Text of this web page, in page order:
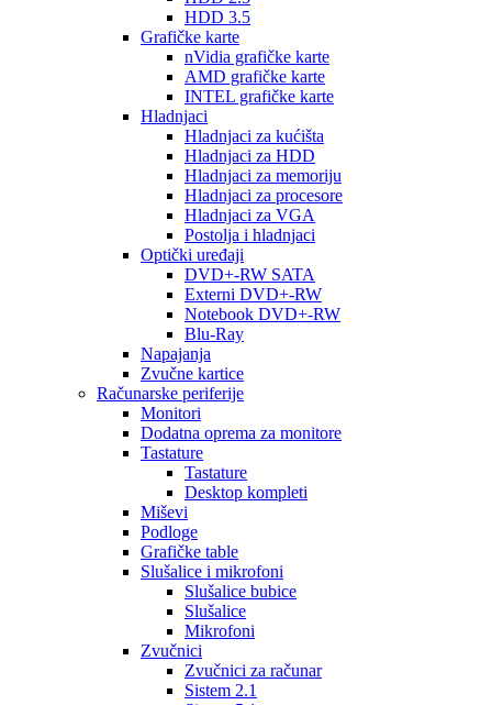
HDD 3.5
Grafičke karte
nVidia grafičke karte
AMD grafičke karte
INTEL grafičke karte
Hladnjaci
Hladnjaci za kućišta
Hladnjaci za HDD
Hladnjaci za memoriju
Hladnjaci za procesore
Hladnjaci za VGA
Postolja i hladnjaci
Optički uređaji
DVD+-RW SATA
Externi DVD+-RW
Notebook DVD+-RW
Blu-Ray
Napajanja
Zvučne kartice
Računarske periferije
Monitori
Dodatna oprema za monitore
Tastature
Tastature
Desktop kompleti
Miševi
Podloge
Grafičke table
Slušalice i mikrofoni
Slušalice bubice
Slušalice
Mikrofoni
Zvučnici
Zvučnici za računar
Sistem 2.1